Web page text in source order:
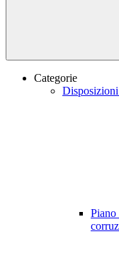
Categorie
Piano